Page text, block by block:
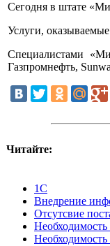
Сегодня в штате
Услуги,
Специалистами
Газпромнефть,
Читайте:
1С
Внедрение
Отсутсвие